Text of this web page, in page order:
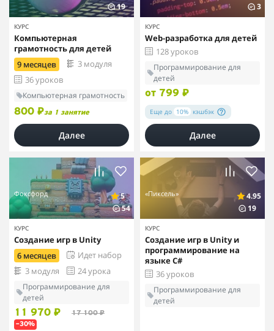
19
КУРС
Компьютерная
грамотность для детей
9 месяцев
3 модуля
36 уроков
Компьютерная грамотность
800 ₽за 1 занятие
Далее
3
КУРС
Web-разработка для детей
128 уроков
Программирование для
детей
от 799 ₽
Еще до 10% кэшбэк
Далее
Фоксфорд
5
54
КУРС
Создание игр в Unity
6 месяцев
Идет набор
3 модуля
24 урока
Программирование для
детей
11 970 ₽ 17 100 ₽
–30%
«Пиксель»
4.95
19
КУРС
Создание игр в Unity и
программирование на
языке C#
36 уроков
Программирование для
детей